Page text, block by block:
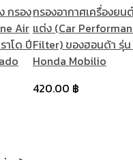
กรอง
Air
าโด ปี
กรองอากาศเครื่องยน
แต่ง (Car
Filter) ของฮอนด้า รุ่น
Honda Mobilio
420.00 ฿